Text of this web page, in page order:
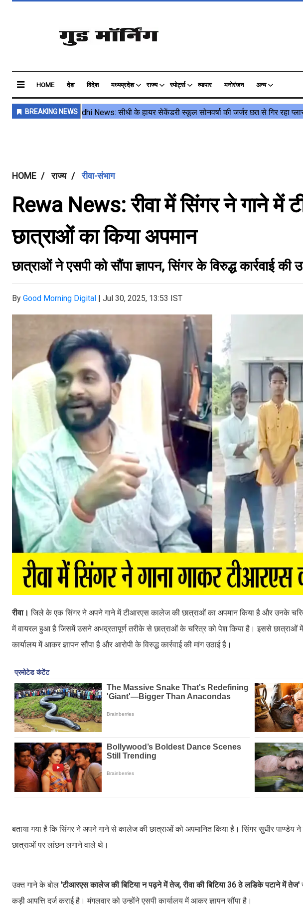
HOME देश विदेश मध्यप्रदेश राज्य स्पोर्ट्स व्यापार मनोरंजन अन्य
HOME राज्य रीवा-संभाग
Rewa News: रीवा में सिंगर ने गाने में
छात्राओं का किया अपमान
छात्राओं ने एसपी को सौंपा ज्ञापन, सिंगर के विरुद्ध कार्रवाई की
By Good Morning Digital | Jul 30, 2025, 13:53 IST
रीवा।जिले के एक सिंगर ने अपने गाने में टीआरएस कालेज की छात्राओं का अपमान किया है और उनके
में वायरल हुआ है जिसमें उसने अभद्रतापूर्ण तरीके से छात्राओं के चरित्र को पेश किया है। इससे छात्राओं
कार्यालय में आकर ज्ञापन सौंपा है और आरोपी के विरुद्ध कार्रवाई की मांग उठाई है।
बताया गया है कि सिंगर ने अपने गाने से कालेज की छात्राओं को अपमानित किया है। सिंगर सुधीर
छात्राओं पर लांछन लगाने वाले थे।
उक्त गाने के बोल 'टीआरएस कालेज की बिटिया न पढ़ने में तेज, रीवा की बिटिया 36 ठे लडिके पटाने में तेज'
कड़ी आपत्ति दर्ज कराई है। मंगलवार को उन्होंने एसपी कार्यालय में आकर ज्ञापन सौंपा है।